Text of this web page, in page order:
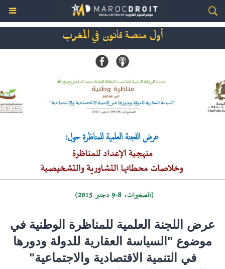
أول منصة قانون في المغرب
عرض اللجنة العلمية للمناظرة الوطنية في
موضوع "السياسة العقارية للدولة ودورها
في التنمية الاقتصادية والاجتماعية"